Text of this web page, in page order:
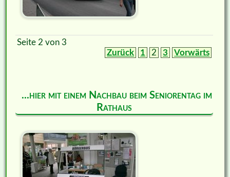
Seite 2 von 3
Zurück
1 2 3 Vorwärts
...hier mit einem Nachbau beim Seniorentag im
Rathaus